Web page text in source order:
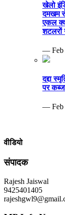
खेलो
दमखम
एकल
शटलरों
— Feb
दद्दा
पर
— Feb
वीडियो
संपादक
Rajesh Jaiswal
9425401405